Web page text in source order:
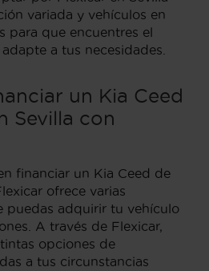
variada y vehículos en
para que encuentres el
a tus necesidades.
un Kia Ceed
Sevilla con
financiar un Kia Ceed de
ofrece varias
puedas adquirir tu vehículo
A través de Flexicar,
opciones de
a tus circunstancias